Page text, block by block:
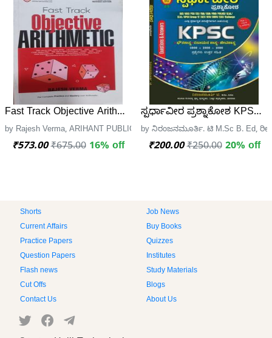
Fast Track Objective Arithmetic
by Rajesh Verma, ARIHANT PUBLICATION
₹573.00 ₹675.00 16% off
ಸ್ಪರ್ಧಾವೀರ ಪ್ರಶ್ನಾಕೋಶ KPSC
by ನಿರಂಜನಮೂರ್ತಿ. ಟಿ M.Sc B. Ed,
₹200.00 ₹250.00 20% off
Shorts
Job News
Current Affairs
Buy Books
Practice Papers
Quizzes
Question Papers
Institutes
Flash news
Study Materials
Cut Offs
Blogs
Contact Us
About Us